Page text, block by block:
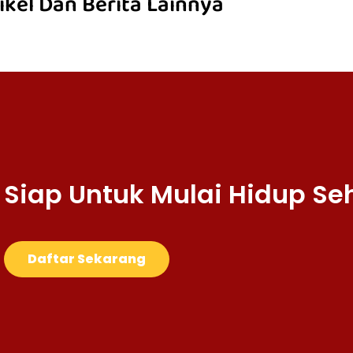
Siap Untuk Mulai Hidup
Daftar Sekarang